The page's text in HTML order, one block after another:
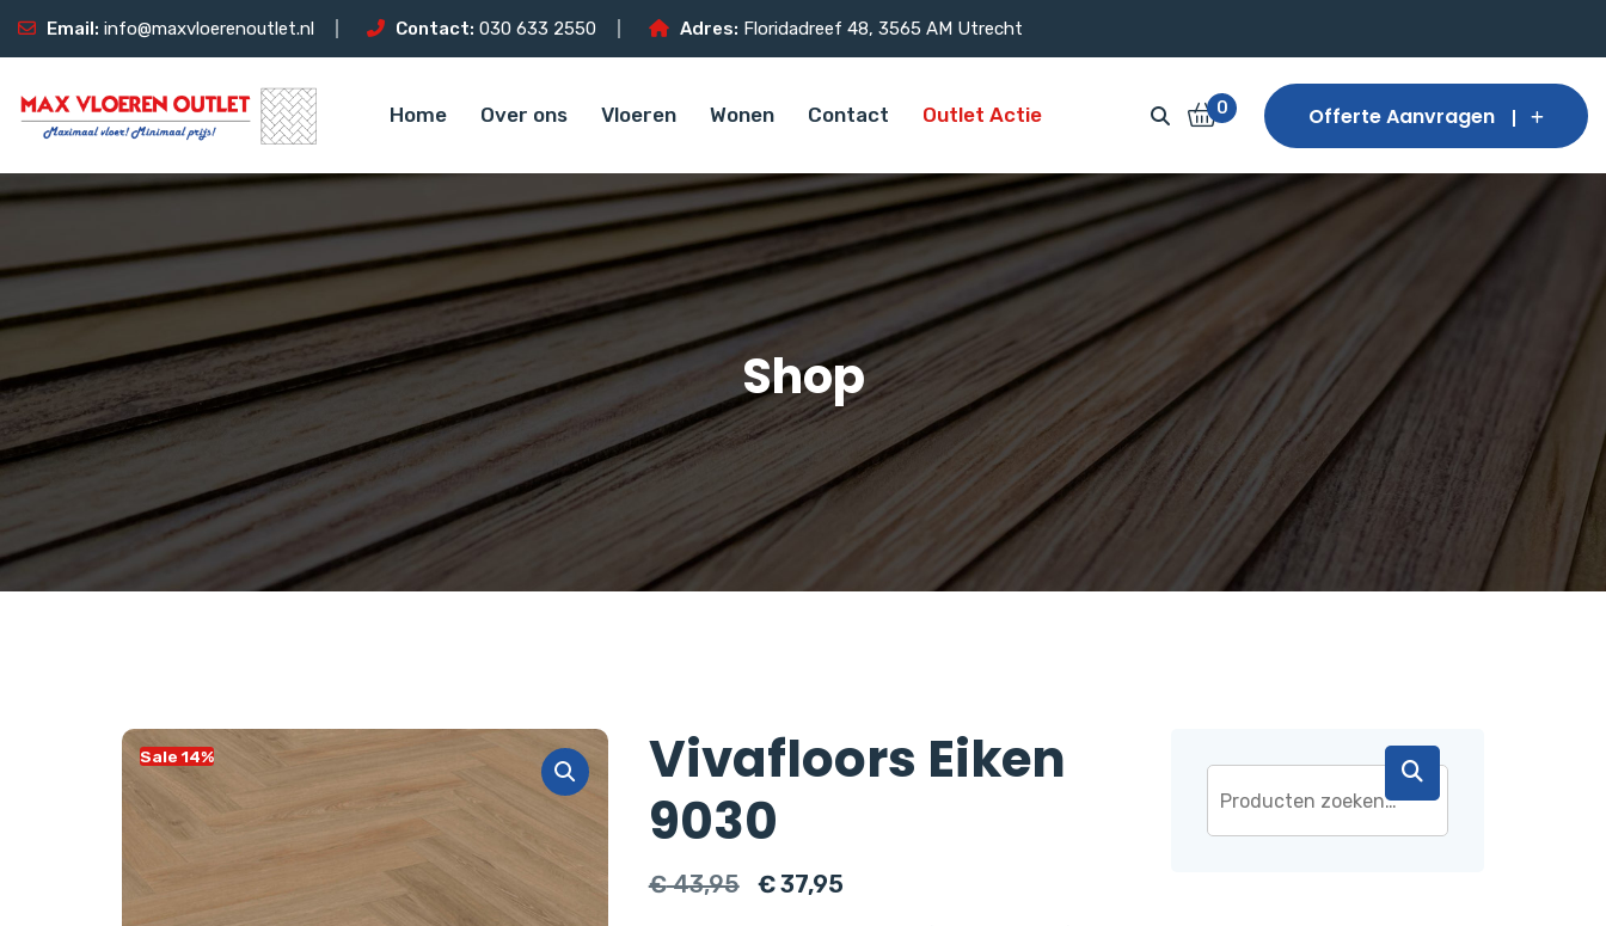
Email: info@maxvloerenoutlet.nl Contact: 030 633 2550 Adres: Floridadreef 48, 3565 AM Utrecht
Home Over ons Vloeren Wonen Contact Outlet Actie 0 Offerte Aanvragen
Shop
Sale 14%
Vivafloors Eiken
9030
€43,95
Oorspronkelijke
€37,95Huidige